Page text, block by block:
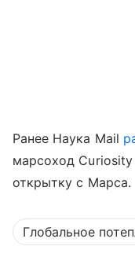
Ранее Наука Mail
марсоход
открытку с Марса.
Глобальное